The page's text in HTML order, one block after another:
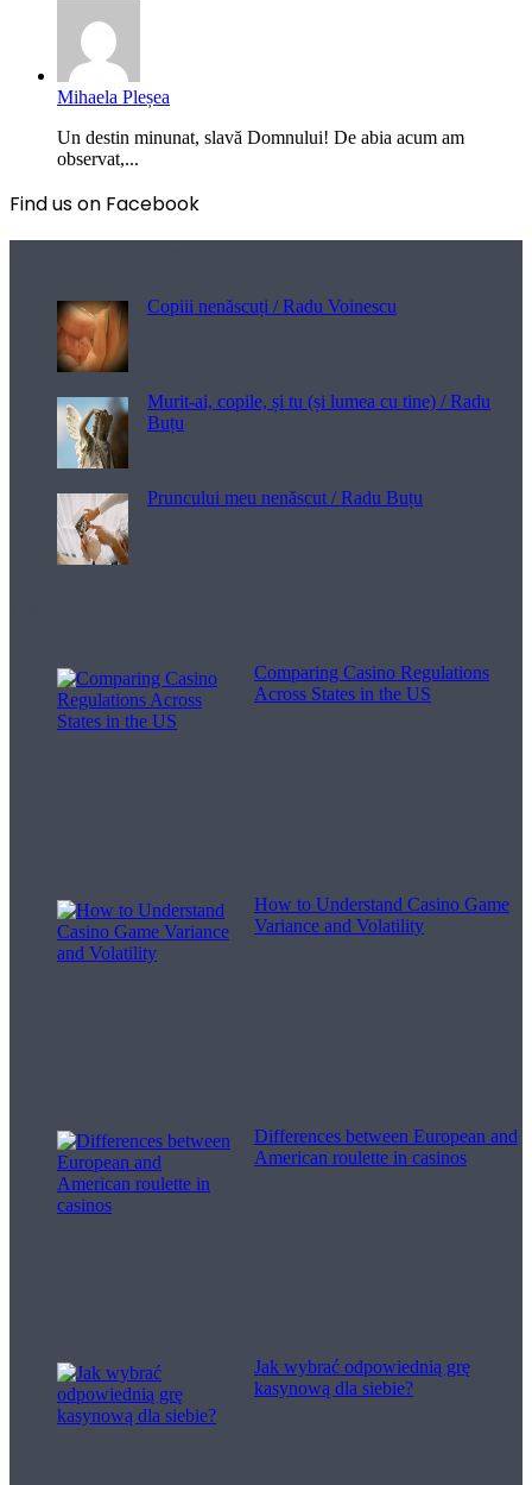
Mihaela Pleșea
Un destin minunat, slavă Domnului! De abia acum am
observat,...
Find us on Facebook
Copiii nenăscuți / Radu Voinescu
Murit-ai, copile, și tu (și lumea cu tine) / Radu
Buțu
Pruncului meu nenăscut / Radu Buțu
Comparing Casino Regulations
Across States in the US
How to Understand Casino Game
Variance and Volatility
Differences between European and
American roulette in casinos
Jak wybrać odpowiednią grę
kasynową dla siebie?